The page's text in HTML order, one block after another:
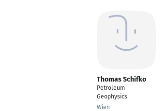
Thomas Schifko
Petroleum
Geophysics
Wien